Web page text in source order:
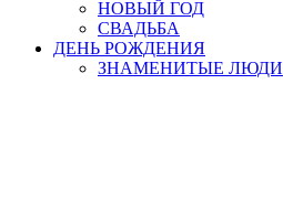
НОВЫЙ ГОД
СВАДЬБА
ДЕНЬ РОЖДЕНИЯ
ЗНАМЕНИТЫЕ ЛЮДИ